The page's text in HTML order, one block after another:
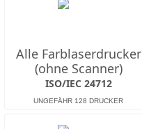
Alle Farb­laserdrucker
(ohne Scanner)
ISO/IEC 24712